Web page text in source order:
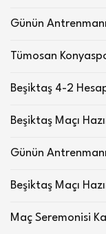
Günün
Tümosan
Beşiktaş 4-2
Beşiktaş Maçı
Günün
Beşiktaş Maçı
Maç Seremonisi